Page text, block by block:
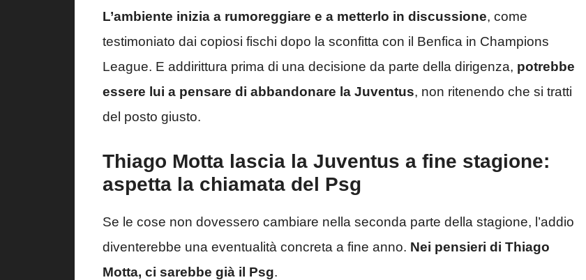
L’ambiente inizia a rumoreggiare e a metterlo in discussione, come
testimoniato dai copiosi fischi dopo la sconfitta con il Benfica in Champions
League. E addirittura prima di una decisione da parte della dirigenza, potrebbe
essere lui a pensare di abbandonare la Juventus, non ritenendo che si tratti
del posto giusto.
Thiago Motta lascia la Juventus a fine stagione:
aspetta la chiamata del Psg
Se le cose non dovessero cambiare nella seconda parte della stagione, l’addio
diventerebbe una eventualità concreta a fine anno. Nei pensieri di Thiago
Motta, ci sarebbe già il Psg.